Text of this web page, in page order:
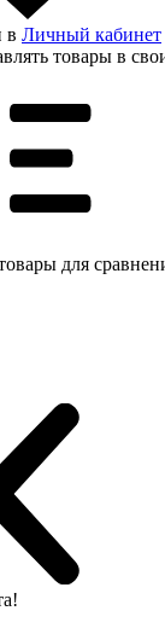
в Личный кабинет
товары в
для